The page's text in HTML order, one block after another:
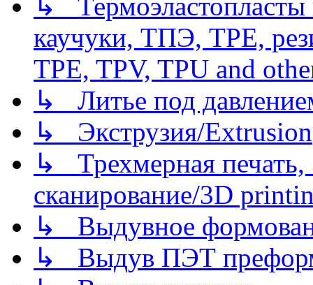
каучуки, ТПЭ, TPE,
TPE, TPV, TPU and
↳ Литье под
↳ Экструзия/Extrusion
↳ Трехмерная
сканирование/3D
↳ Выдувное
↳ Выдув ПЭТ